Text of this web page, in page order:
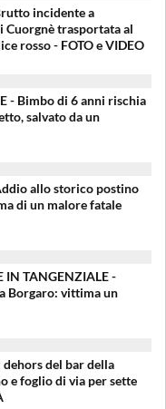
incidente a
Cuorgnè trasportata al
rosso - FOTO e VIDEO
- Bimbo di 6 anni rischia
salvato da un
allo storico postino
di un malore fatale
IN TANGENZIALE -
Borgaro: vittima un
del bar della
e foglio di via per sette